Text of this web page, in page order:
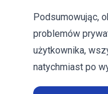
Podsumowując,
problemów
użytkownika,
natychmiast po